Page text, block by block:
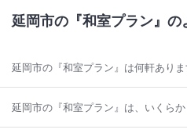
延岡市の『和室プラン』の
延岡市の『和室プラン』は何軒ありま
延岡市の『和室プラン』は、いくら